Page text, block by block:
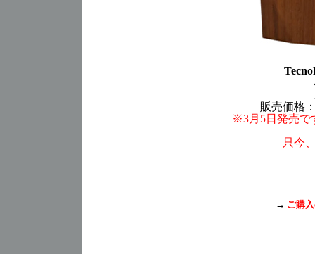
販売価格
※3月5日発売で
只今
→ ご購